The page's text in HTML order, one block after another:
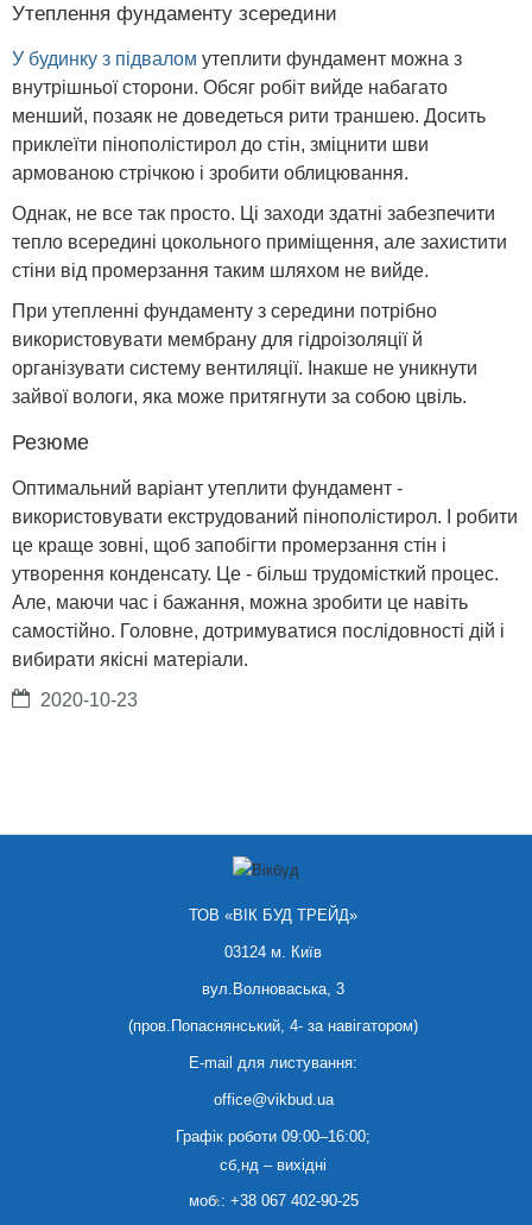
Утеплення фундаменту зсередини
У будинку з підвалом утеплити фундамент можна з
внутрішньої сторони. Обсяг робіт вийде набагато
менший, позаяк не доведеться рити траншею. Досить
приклеїти пінополістирол до стін, зміцнити шви
армованою стрічкою і зробити облицювання.
Однак, не все так просто. Ці заходи здатні забезпечити
тепло всередині цокольного приміщення, але захистити
стіни від промерзання таким шляхом не вийде.
При утепленні фундаменту з середини потрібно
використовувати мембрану для гідроізоляції й
організувати систему вентиляції. Інакше не уникнути
зайвої вологи, яка може притягнути за собою цвіль.
Резюме
Оптимальний варіант утеплити фундамент -
використовувати екструдований пінополістирол. І робити
це краще зовні, щоб запобігти промерзання стін і
утворення конденсату. Це - більш трудомісткий процес.
Але, маючи час і бажання, можна зробити це навіть
самостійно. Головне, дотримуватися послідовності дій і
вибирати якісні матеріали.
2020-10-23
ТОВ «ВІК БУД ТРЕЙД»
03124 м. Київ
вул.Волноваська, 3
(пров.Попаснянський, 4- за навігатором)
E-mail для листування:
office@vikbud.ua
Графік роботи 09:00–16:00;
сб,нд – вихідні
моб.: +38 067 402-90-25